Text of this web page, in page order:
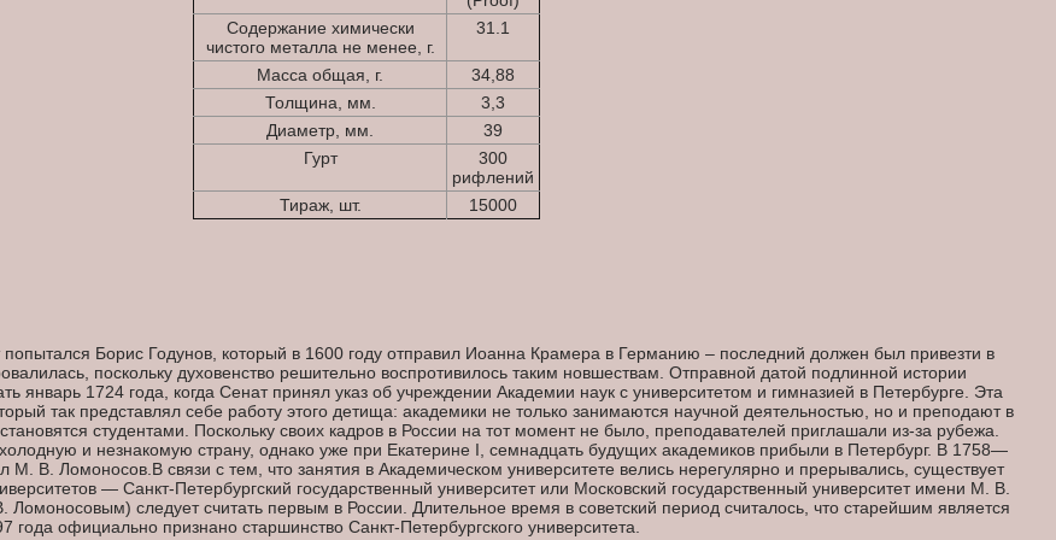
Содержание химически
чистого металла не менее, г.
31.1
Масса общая, г.
34,88
Толщина, мм.
3,3
Диаметр, мм.
39
Гурт
300
рифлений
Тираж, шт.
15000
попытался Борис Годунов, который в 1600 году отправил Иоанна Крамера в Германию – последний должен был привезти в
поскольку духовенство решительно воспротивилось таким новшествам. Отправной датой подлинной истории
январь 1724 года, когда Сенат принял указ об учреждении Академии наук с университетом и гимназией в Петербурге. Эта
так представлял себе работу этого детища: академики не только занимаются научной деятельностью, но и преподают в
студентами. Поскольку своих кадров в России на тот момент не было, преподавателей приглашали из-за рубежа.
и незнакомую страну, однако уже при Екатерине I, семнадцать будущих академиков прибыли в Петербург. В 1758—
М. В. Ломоносов.В связи с тем, что занятия в Академическом университете велись нерегулярно и прерывались, существует
— Санкт-Петербургский государственный университет или Московский государственный университет имени М. В.
следует считать первым в России. Длительное время в советский период считалось, что старейшим является
года официально признано старшинство Санкт-Петербургского университета.